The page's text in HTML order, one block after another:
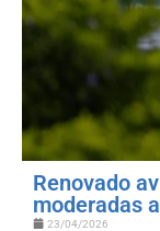
Renovado
moderadas
23/04/2026